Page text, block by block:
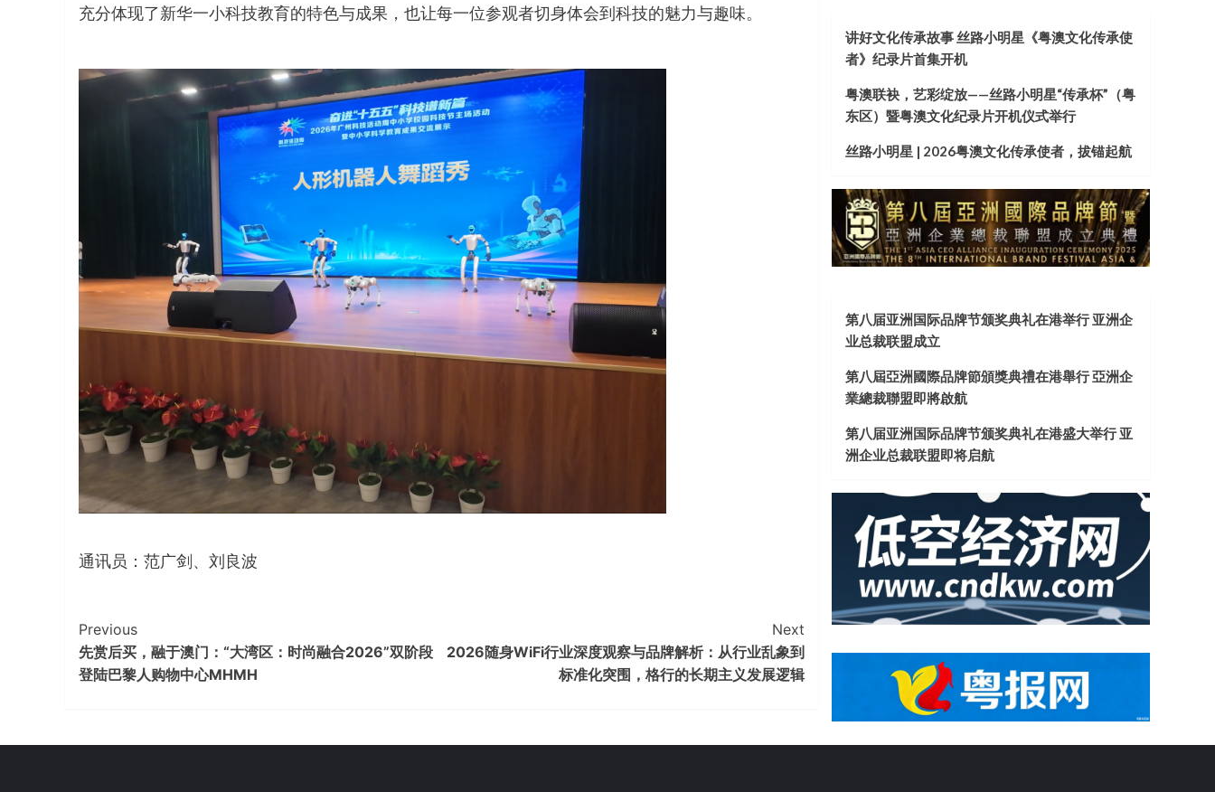
充分体现了新华一小科技教育的特色与成果，也让每一位参观者切身体会到科技的魅力与趣味。
通讯员：范广剑、刘良波
Continue
Reading
Previous
先赏后买，融于澳门：“大湾区：时尚融合2026”双阶段
登陆巴黎人购物中心MHMH
Next
2026随身WiFi行业深度观察与品牌解析：从行业乱象到
标准化突围，格行的长期主义发展逻辑
讲好文化传承故事 丝路小明星《粤澳文化传承使
者》纪录片首集开机
粤澳联袂，艺彩绽放——丝路小明星“传承杯”（粤
东区）暨粤澳文化纪录片开机仪式举行
丝路小明星 | 2026粤澳文化传承使者，拔锚起航
第八届亚洲国际品牌节颁奖典礼在港举行 亚洲企
业总裁联盟成立
第八屆亞洲國際品牌節頒獎典禮在港舉行 亞洲企
業總裁聯盟即將啟航
第八届亚洲国际品牌节颁奖典礼在港盛大举行 亚
洲企业总裁联盟即将启航